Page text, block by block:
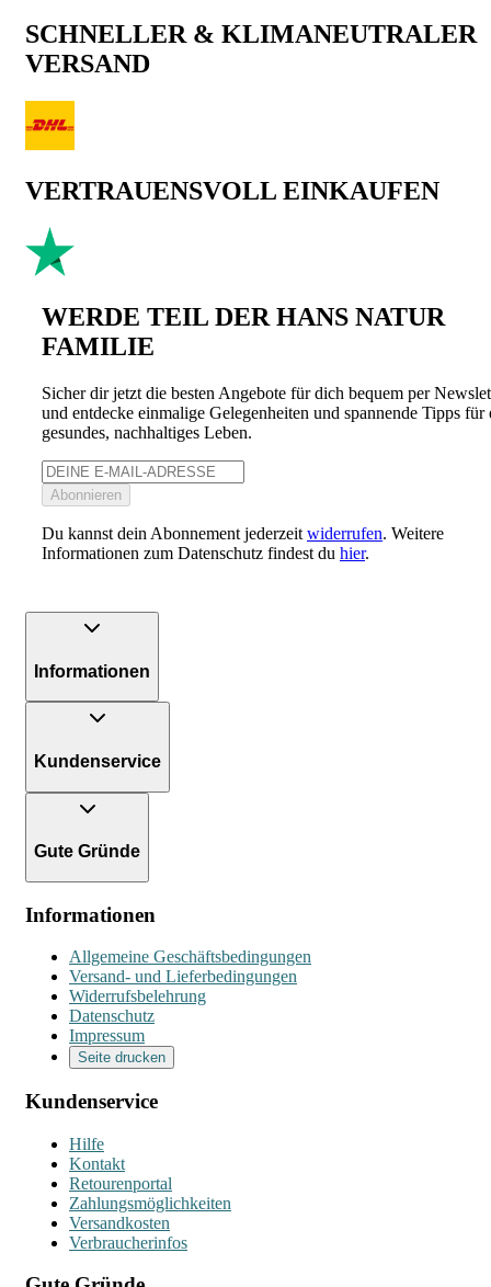
SCHNELLER & KLIMANEUTRALER
VERSAND
VERTRAUENSVOLL EINKAUFEN
WERDE TEIL DER HANS NATUR
FAMILIE
Sicher dir jetzt die besten Angebote für dich bequem per
und entdecke einmalige Gelegenheiten und spannende Tipps für
gesundes, nachhaltiges Leben.
Abonnieren
Du kannst dein Abonnement jederzeit widerrufen. Weitere
Informationen zum Datenschutz findest du hier.
Informationen
Kundenservice
Gute Gründe
Informationen
Allgemeine Geschäftsbedingungen
Versand- und Lieferbedingungen
Widerrufsbelehrung
Datenschutz
Impressum
Seite drucken
Kundenservice
Hilfe
Kontakt
Retourenportal
Zahlungsmöglichkeiten
Versandkosten
Verbraucherinfos